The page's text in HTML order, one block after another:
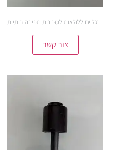
רגליים ללולאות למכונות תפירה ביתיות
צור קשר